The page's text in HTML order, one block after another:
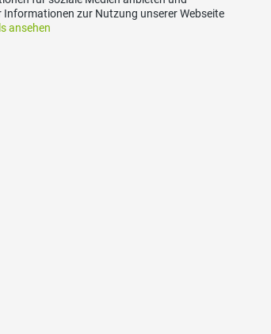
zur Nutzung unserer Webseite
ansehen